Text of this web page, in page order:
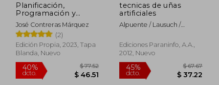
Planificación,
Programación y
Costos del
Mantenimiento
José Contreras Márquez
(2)
Edición Propia, 2023, Tapa
Blanda, Nuevo
tecnicas de uñas
artificiales
Alpuente / Lausuch /
Ediciones Paraninfo, A.a.,
2012, Nuevo